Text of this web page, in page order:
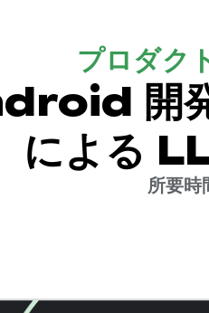
プロダク
による
所要